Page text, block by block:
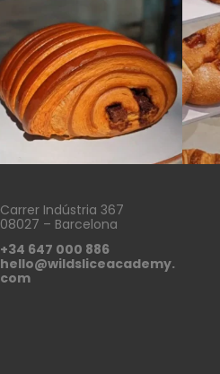
Carrer Indústria 367
08027 – Barcelona
+34 647 000 886
hello@wildsliceacademy.
com